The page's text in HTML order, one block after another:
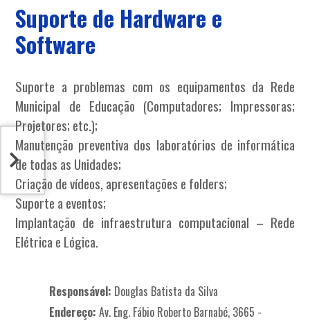
Suporte de Hardware e
Software
Suporte a problemas com os equipamentos da Rede
Municipal de Educação (Computadores; Impressoras;
Projetores; etc.);
Manutenção preventiva dos laboratórios de informática
de todas as Unidades;
Criação de vídeos, apresentações e folders;
Suporte a eventos;
Implantação de infraestrutura computacional – Rede
Elétrica e Lógica.
Responsável: Douglas Batista da Silva
Endereço: Av. Eng. Fábio Roberto Barnabé, 3665 -